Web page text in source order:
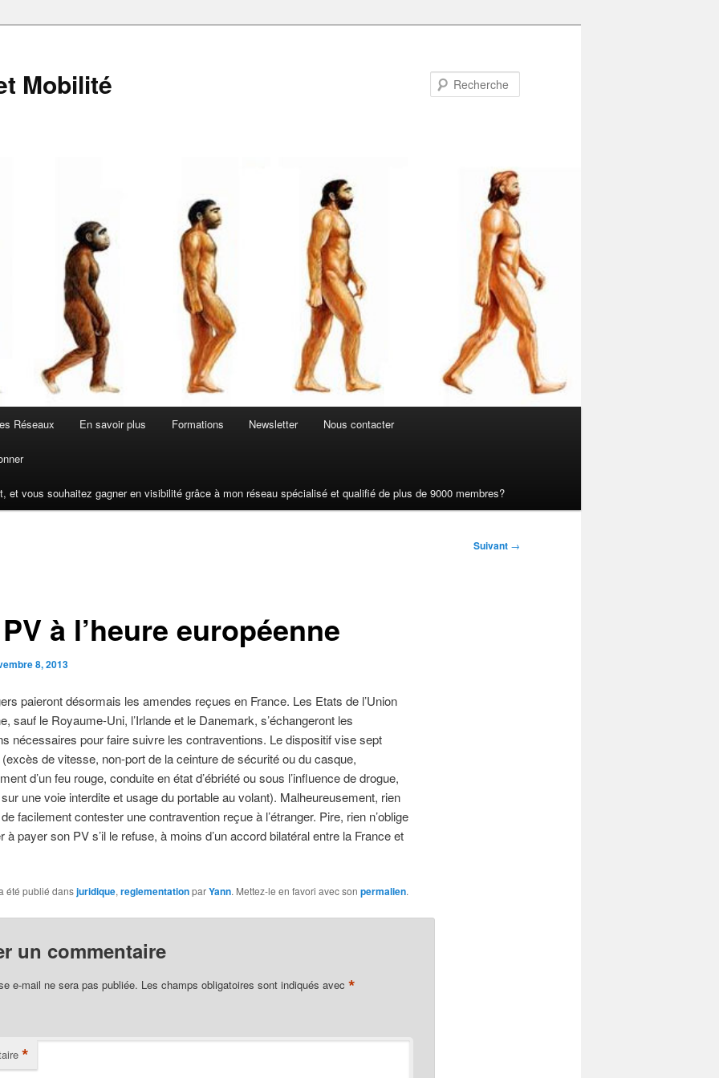
Mobilité
Réseaux En savoir plus Formations Newsletter Nous contacter
et vous souhaitez gagner en visibilité grâce à mon réseau spécialisé et qualifié de plus de 9000 membres?
Suivant →
à l’heure européenne
8, 2013
paieront désormais les amendes reçues en France. Les Etats de l’Union
sauf le Royaume-Uni, l’Irlande et le Danemark, s’échangeront les
nécessaires pour faire suivre les contraventions. Le dispositif vise sept
de vitesse, non-port de la ceinture de sécurité ou du casque,
d’un feu rouge, conduite en état d’ébriété ou sous l’influence de drogue,
une voie interdite et usage du portable au volant). Malheureusement, rien
facilement contester une contravention reçue à l’étranger. Pire, rien n’oblige
à payer son PV s’il le refuse, à moins d’un accord bilatéral entre la France et
été publié dansjuridique, reglementationparYann. Mettez-le en favori avec son permalien.
un commentaire
e-mail ne sera pas publiée. Les champs obligatoires sont indiqués avec *
*